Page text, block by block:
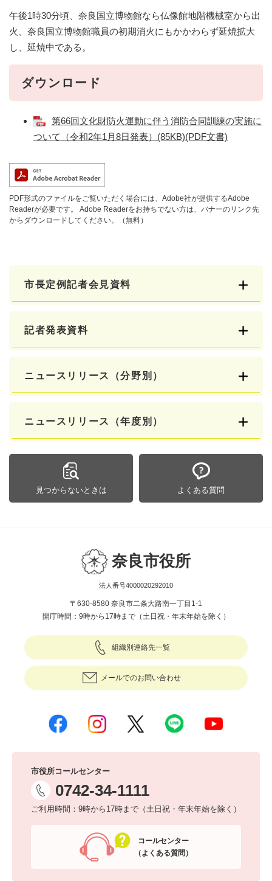
午後1時30分頃、奈良国立博物館なら仏像館地階機械室から出
火、奈良国立博物館職員の初期消火にもかかわらず延焼拡大
し、延焼中である。
ダウンロード
第66回文化財防火運動に伴う消防合同訓練の実施に
ついて（令和2年1月8日発表）(85KB)(PDF文書)
PDF形式のファイルをご覧いただく場合には、Adobe社が提供するAdobe
Readerが必要です。
Adobe Readerをお持ちでない方は、バナーのリンク先
からダウンロードしてください。（無料）
市長定例記者会見資料
記者発表資料
ニュースリリース（分野別）
ニュースリリース（年度別）
見つからないときは よくある質問
奈良市役所
法人番号4000020292010
〒630-8580 奈良市二条大路南一丁目1-1
開庁時間：9時から17時まで（土日祝・年末年始を除く）
組織別連絡先一覧
メールでのお問い合わせ
市役所コールセンター
0742-34-1111
ご利用時間：9時から17時まで（土日祝・年末年始を除く）
コールセンター
（よくある質問）